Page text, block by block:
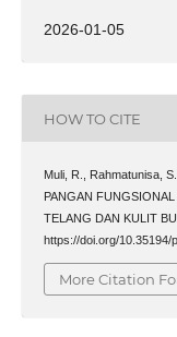
2026-01-05
HOW TO CITE
Muli, R., Rahmatunisa,
PANGAN
TELANG DAN KULIT
https://doi.org/10.35194/
More Citation